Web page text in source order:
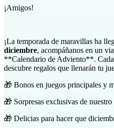
¡Amigos!
¡La temporada de maravillas ha
diciembre, acompáñanos en un
**Calendario de Adviento**.
descubre regalos que llenarán tu
🎁 Bonos en juegos principales y
🎁 Sorpresas exclusivas de
🎁 Delicias para hacer que